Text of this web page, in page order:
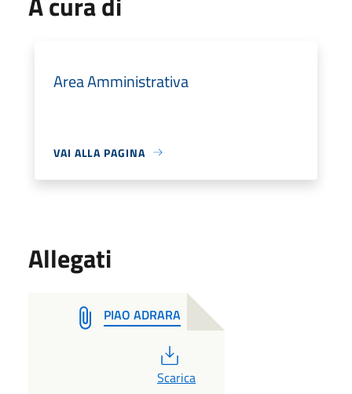
Area Amministrativa
VAI ALLA PAGINA
Allegati
PIAO ADRARA
PDF
Scarica